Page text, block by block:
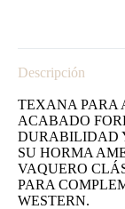
Descripción
TEXANA PARA
ACABADO
DURABILIDAD
SU HORMA
VAQUERO
PARA
WESTERN.